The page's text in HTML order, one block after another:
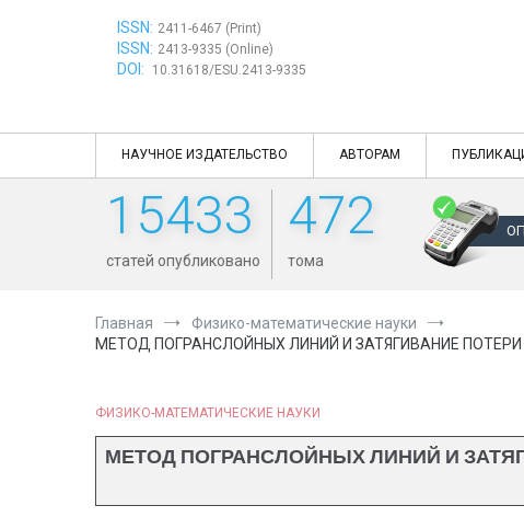
ISSN: 2411-6467 (Print)
ISSN: 2413-9335 (Online)
DOI: 10.31618/ESU.2413-9335
НАУЧНОЕ ИЗДАТЕЛЬСТВО АВТОРАМ
15433
статей опубликовано
472
тома
Главная
Физико-математические науки
МЕТОД ПОГРАНСЛОЙНЫХ ЛИНИЙ И ЗАТЯГИВАНИЕ
ФИЗИКО-МАТЕМАТИЧЕСКИЕ НАУКИ
МЕТОД ПОГРАНСЛОЙНЫХ ЛИНИЙ И